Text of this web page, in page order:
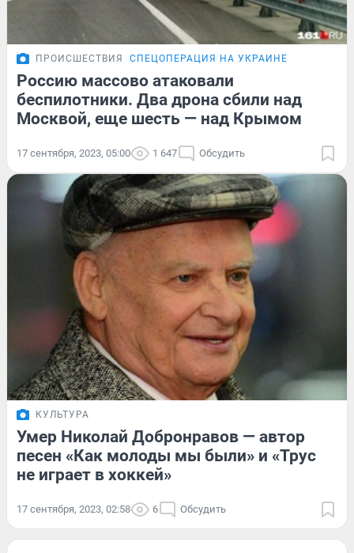
ПРОИСШЕСТВИЯ СПЕЦОПЕРАЦИЯ НА УКРАИНЕ
Россию массово атаковали
беспилотники. Два дрона сбили над
Москвой, еще шесть — над Крымом
17 сентября, 2023, 05:00 1 647 Обсудить
КУЛЬТУРА
Умер Николай Добронравов — автор
песен «Как молоды мы были» и «Трус
не играет в хоккей»
17 сентября, 2023, 02:58 6 Обсудить